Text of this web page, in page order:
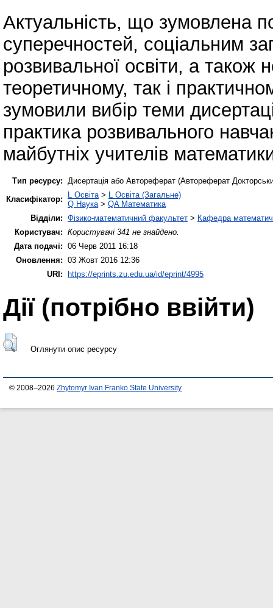
Актуальність, що зумовлена
суперечностей, соціальним
розвивальної освіти, а
теоретичному, так і
зумовили вибір теми
практика розвивального
майбутніх учителів
Тип ресурсу:
Дисертація або Автореферат (Автореферат
Класифікатор:
L Освіта > L Освіта (Загальне)
Q Наука > QA Математика
Відділи: Фізико-математичний факультет > Кафедра
Користувач: Користувачі 341 не знайдено.
Дата подачі: 06 Черв 2011 16:18
Оновлення: 03 Жовт 2016 12:36
URI: https://eprints.zu.edu.ua/id/eprint/4995
Дії ​​(потрібно ввійти)
Оглянути опис ресурсу
© 2008–2026 Zhytomyr Ivan Franko State University